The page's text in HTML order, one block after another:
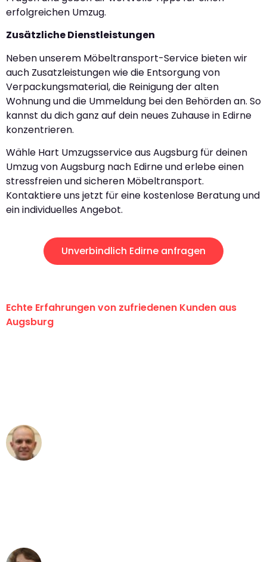
erfolgreichen Umzug.
Zusätzliche Dienstleistungen
Neben unserem Möbeltransport-Service bieten wir
auch Zusatzleistungen wie die Entsorgung von
Verpackungsmaterial, die Reinigung der alten
Wohnung und die Ummeldung bei den Behörden an. So
kannst du dich ganz auf dein neues Zuhause in Edirne
konzentrieren.
Wähle Hart Umzugsservice aus Augsburg für deinen
Umzug von Augsburg nach Edirne und erlebe einen
stressfreien und sicheren Möbeltransport.
Kontaktiere uns jetzt für eine kostenlose Beratung und
ein individuelles Angebot.
Unverbindlich Edirne anfragen
Echte Erfahrungen von zufriedenen Kunden aus
Augsburg